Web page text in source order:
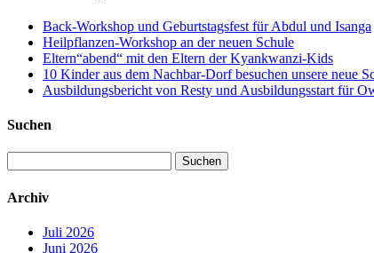
Back-Workshop und Geburtstagsfest für Abdul und Isanga
Heilpflanzen-Workshop an der neuen Schule
Eltern“abend“ mit den Eltern der Kyankwanzi-Kids
10 Kinder aus dem Nachbar-Dorf besuchen unsere neue
Ausbildungsbericht von Resty und Ausbildungsstart für
Suchen
nach:
Archiv
Juli 2026
Juni 2026